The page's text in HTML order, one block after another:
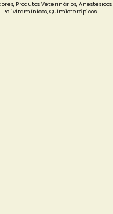
Produtos Veterinários, Anestésicos,
Quimioterápicos,